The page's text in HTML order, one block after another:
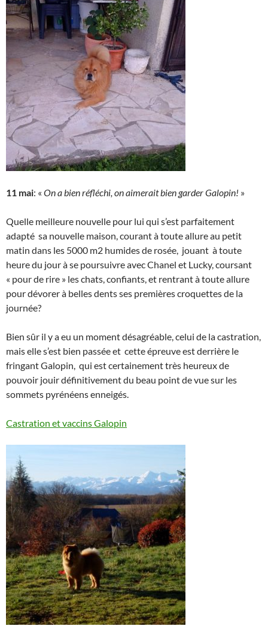
11 mai: « On a bien réfléchi, on aimerait bien garder Galopin! »
Quelle meilleure nouvelle pour lui qui s’est parfaitement
adapté sa nouvelle maison, courant à toute allure au petit
matin dans les 5000 m2 humides de rosée, jouant à toute
heure du jour à se poursuivre avec Chanel et Lucky, coursant
« pour de rire » les chats, confiants, et rentrant à toute allure
pour dévorer à belles dents ses premières croquettes de la
journée?
Bien sûr il y a eu un moment désagréable, celui de la castration,
mais elle s’est bien passée et cette épreuve est derrière le
fringant Galopin, qui est certainement très heureux de
pouvoir jouir définitivement du beau point de vue sur les
sommets pyrénéens enneigés.
Castration et vaccins Galopin